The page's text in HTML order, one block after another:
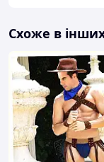
Схоже в